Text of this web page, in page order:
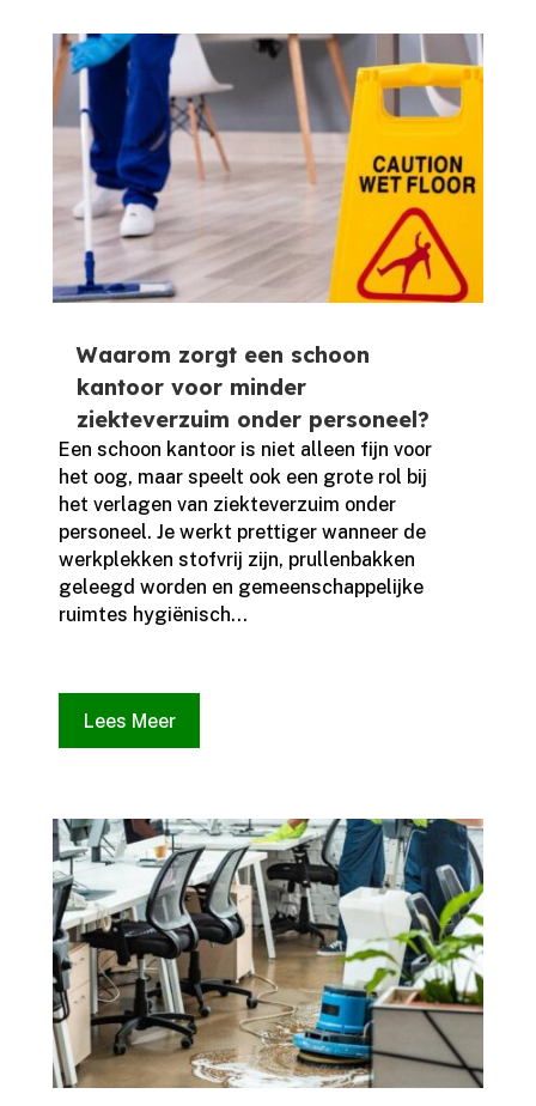
Waarom zorgt een schoon
kantoor voor minder
ziekteverzuim onder personeel?
Een schoon kantoor is niet alleen fijn voor
het oog, maar speelt ook een grote rol bij
het verlagen van ziekteverzuim onder
personeel.​ Je werkt prettiger wanneer de
werkplekken stofvrij zijn, prullenbakken
geleegd worden en gemeenschappelijke
ruimtes hygiënisch...
Lees Meer